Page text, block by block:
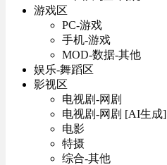
游戏区
PC-游戏
手机-游戏
MOD-数据-其他
娱乐-舞蹈区
影视区
电视剧-网剧
电视剧-网剧 [AI生成]
电影
特摄
综合-其他